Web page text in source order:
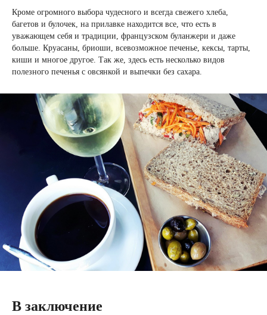
Кроме огромного выбора чудесного и всегда свежего хлеба,
багетов и булочек, на прилавке находится все, что есть в
уважающем себя и традиции, французском буланжери и даже
больше. Круасаны, бриоши, всевозможное печенье, кексы, тарты,
киши и многое другое. Так же, здесь есть несколько видов
полезного печенья с овсянкой и выпечки без сахара.
В заключение